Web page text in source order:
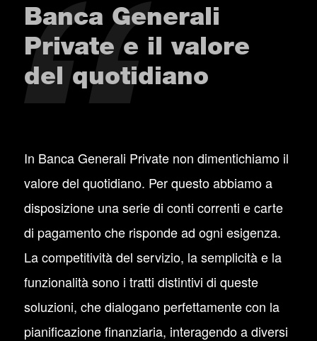
Banca Generali
Private e il valore
del quotidiano
In Banca Generali Private non dimentichiamo il
valore del quotidiano. Per questo abbiamo a
disposizione una serie di conti correnti e carte
di pagamento che risponde ad ogni esigenza.
La competitività del servizio, la semplicità e la
funzionalità sono i tratti distintivi di queste
soluzioni, che dialogano perfettamente con la
pianificazione finanziaria, interagendo a diversi